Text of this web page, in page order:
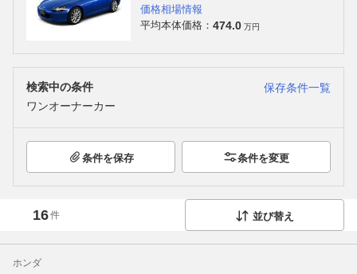
価格相場情報
平均本体価格： 474.0 万円
検索中の条件
保存条件一覧
ワンオーナーカー
条件を保存 条件を変更
16件 並び替え
ホンダ